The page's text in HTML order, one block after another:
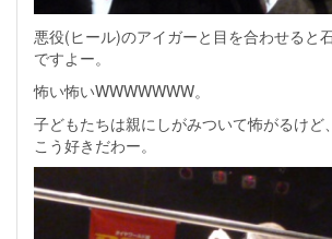
悪役(ヒール)のアイガーと目を合わせると
ですよー。
怖い怖いWWWWWWW。
子どもたちは親にしがみついて怖がるけど
こう好きだわー。